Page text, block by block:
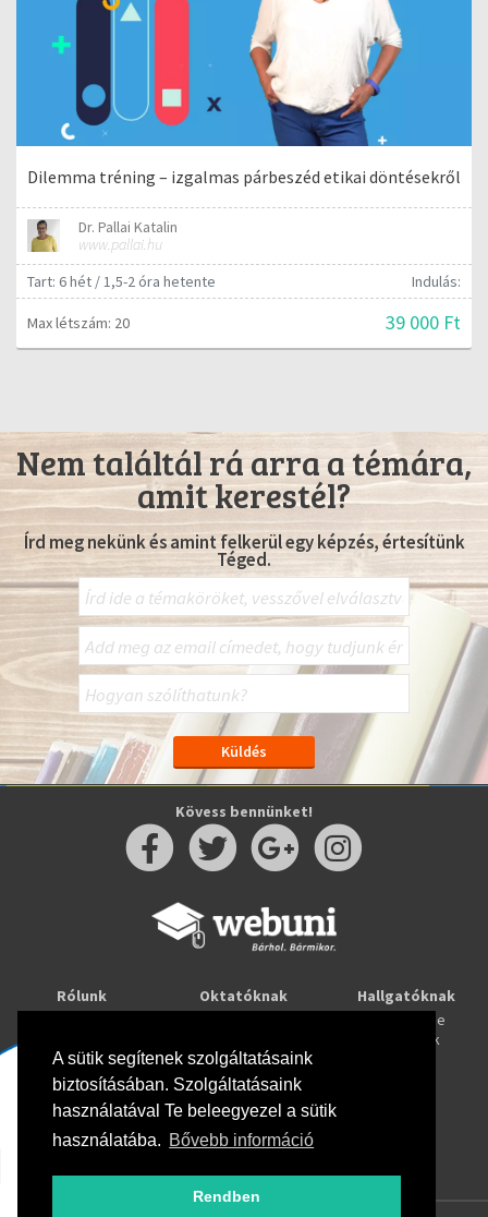
A sütik segítenek szolgáltatásaink
biztosításában. Szolgáltatásaink
használatával Te beleegyezel a sütik
használatába. Bővebb információ
Rendben
Dilemma tréning – izgalmas párbeszéd etikai döntésekről
Dr. Pallai Katalin
www.pallai.hu
Tart: 6 hét / 1,5-2 óra hetente
Indulás:
Max létszám: 20 39 000 Ft
Nem találtál rá arra a témára,
amit kerestél?
Írd meg nekünk és amint felkerül egy képzés, értesítünk
Téged.
Kövess bennünket!
Rólunk
Oktatóknak
Webuni Stúdió
Hallgatóknak
Tanulj online
Képzések
Info
Adatkezelési tájékoztató
ÁSZF
GYIK